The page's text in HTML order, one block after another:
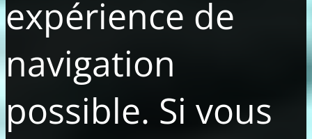
expérience de
navigation
possible. Si vous